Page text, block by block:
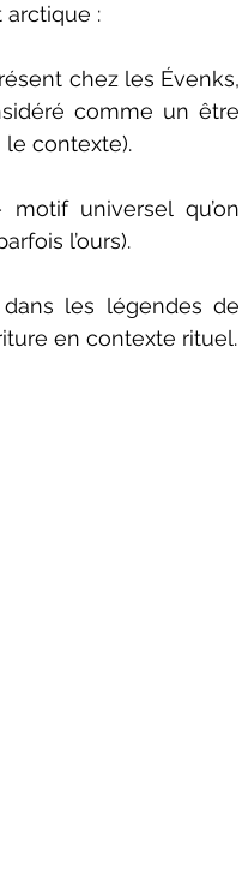
:
chez les Évenks,
comme un être
le contexte).
universel qu’on
l’ours).
les légendes de
en contexte rituel.